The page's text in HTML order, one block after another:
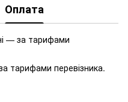
Оплата
— за тарифами
тарифами перевізника.